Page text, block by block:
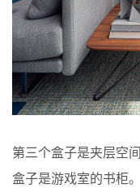
第三个盒子是夹层空
盒子是游戏室的书柜。